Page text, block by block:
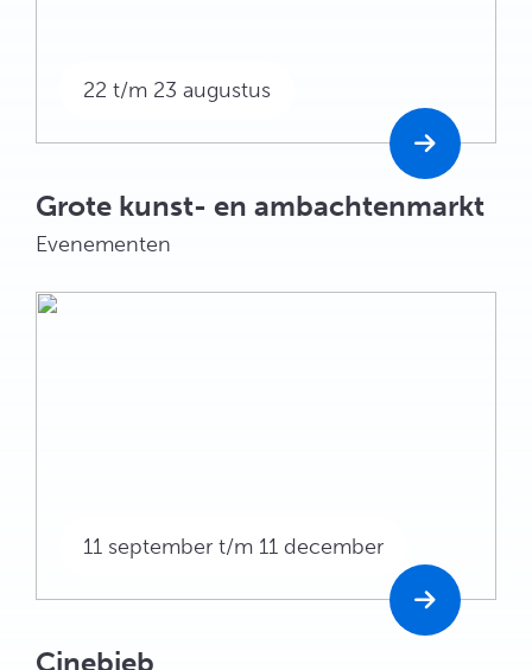
22 t/m 23 augustus
Grote kunst- en ambachtenmarkt
Evenementen
11 september t/m 11 december
Cinebieb